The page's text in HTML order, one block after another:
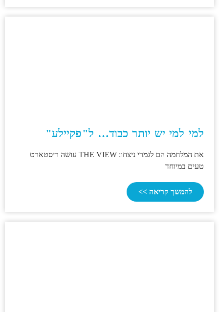
למי למי יש יותר כבוד… ל"פקיילע"
את המלחמה הם לגמרי ניצחו: THE VIEW עושה ריסטארט
טעים במיוחד
להמשך קריאה >>